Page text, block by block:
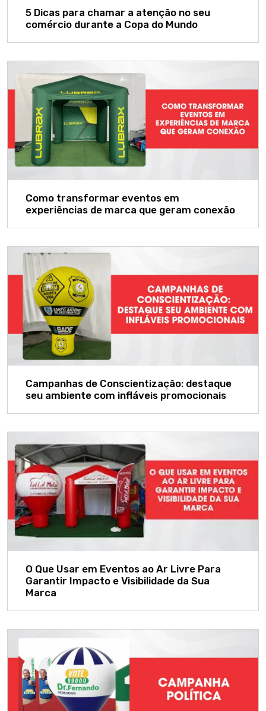
5 Dicas para chamar a atenção no seu
comércio durante a Copa do Mundo
Como transformar eventos em
experiências de marca que geram conexão
Campanhas de Conscientização: destaque
seu ambiente com infláveis promocionais
O Que Usar em Eventos ao Ar Livre Para
Garantir Impacto e Visibilidade da Sua
Marca